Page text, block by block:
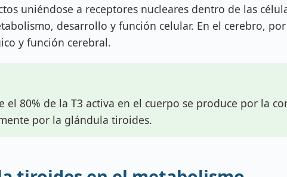
uniéndose a receptores nucleares dentro de las
desarrollo y función celular. En el cerebro,
y función cerebral.
el 80% de la T3 activa en el cuerpo se produce por la
por la glándula tiroides.